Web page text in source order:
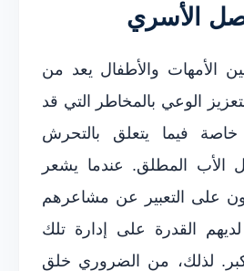
الأسري
الأمهات والأطفال يعد من
الوعي بالمخاطر التي قد
خاصة فيما يتعلق بالتحرش
الأب المطلق. عندما يشعر
على التعبير عن مشاعرهم
القدرة على إدارة تلك
لذلك، من الضروري خلق